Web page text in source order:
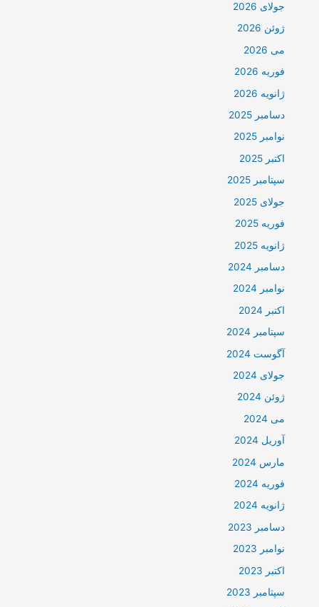
جولای 2026
ژوئن 2026
می 2026
فوریه 2026
ژانویه 2026
دسامبر 2025
نوامبر 2025
اکتبر 2025
سپتامبر 2025
جولای 2025
فوریه 2025
ژانویه 2025
دسامبر 2024
نوامبر 2024
اکتبر 2024
سپتامبر 2024
آگوست 2024
جولای 2024
ژوئن 2024
می 2024
آوریل 2024
مارس 2024
فوریه 2024
ژانویه 2024
دسامبر 2023
نوامبر 2023
اکتبر 2023
سپتامبر 2023